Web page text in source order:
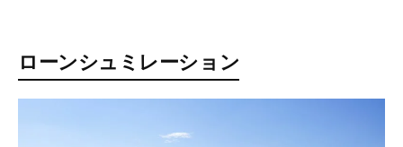
ローンシュミレーション